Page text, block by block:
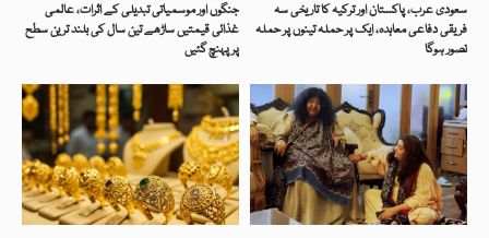
جنگوں اور موسمیاتی تبدیلی کے اثرات، عالمی
غذائی قیمتیں ساڑھے تین سال کی بلند ترین سطح
پر پہنچ گئیں
سعودی عرب، پاکستان اور ترکیہ کا تاریخی سہ
فریقی دفاعی معاہدہ، ایک پر حملہ تینوں پر حملہ
تصور ہوگا